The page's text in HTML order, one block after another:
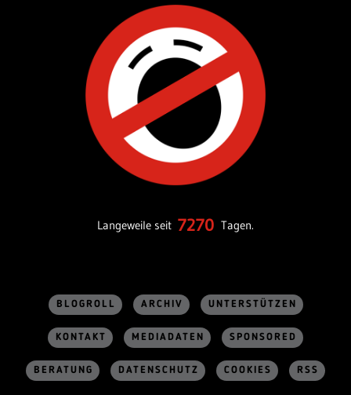
Langeweile seit 7270 Tagen.
BLOGROLL ARCHIV UNTERSTÜTZEN
KONTAKT MEDIADATEN SPONSORED
BERATUNG DATENSCHUTZ COOKIES RSS